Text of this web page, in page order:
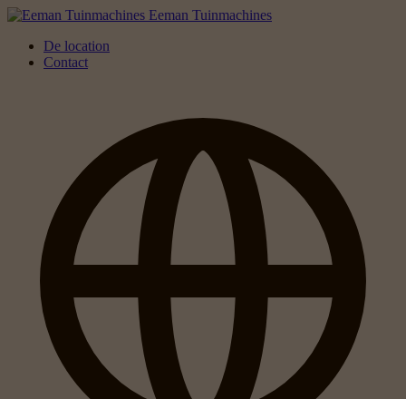
Eeman Tuinmachines
De location
Contact